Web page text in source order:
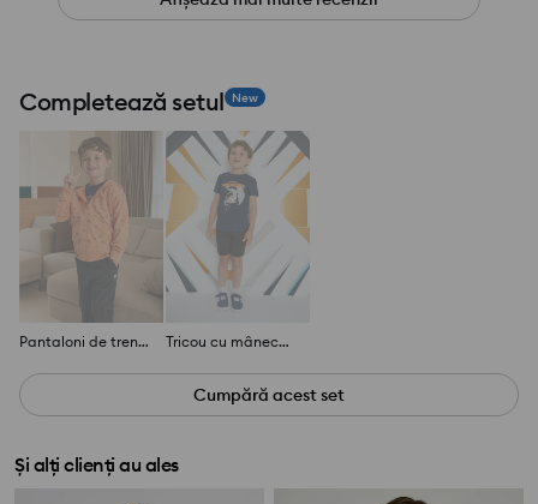
Completează setul New
Pantaloni de trening tip jogger Tricou cu mânecă lungă și imprimeu
Cumpără acest set
Și alți clienți au ales